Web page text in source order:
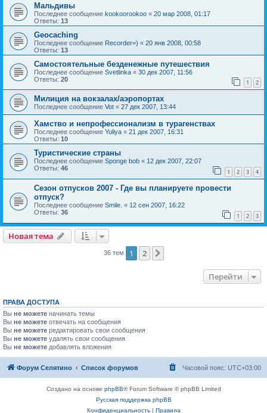
Мальдивы
Последнее сообщение kookoorookoo « 20 мар 2008, 01:17
Ответы: 13
Geocaching
Последнее сообщение Recorder=) « 20 янв 2008, 00:58
Ответы: 13
Самостоятельные безденежные путешествия
Последнее сообщение Svetlinka « 30 дек 2007, 11:56
Ответы: 20 1 2
Милиция на вокзалах/аэропортах
Последнее сообщение Vot « 27 дек 2007, 13:44
Хамство и непрофессионализм в турагенствах
Последнее сообщение Yuliya « 21 дек 2007, 16:31
Ответы: 10
Туристические страны
Последнее сообщение Sponge bob « 12 дек 2007, 22:07
Ответы: 46 1 2 3 4
Сезон отпусков 2007 - Где вы планируете провести
отпуск?
Последнее сообщение Smile. « 12 сен 2007, 16:22
Ответы: 36 1 2 3
Новая тема
36 тем 1 2
Перейти
ПРАВА ДОСТУПА
Вы не можете начинать темы
Вы не можете отвечать на сообщения
Вы не можете редактировать свои сообщения
Вы не можете удалять свои сообщения
Вы не можете добавлять вложения
Форум Селятино Список форумов Часовой пояс: UTC+03:00
Создано на основе phpBB® Forum Software © phpBB Limited
Русская поддержка phpBB
Конфиденциальность| Правила